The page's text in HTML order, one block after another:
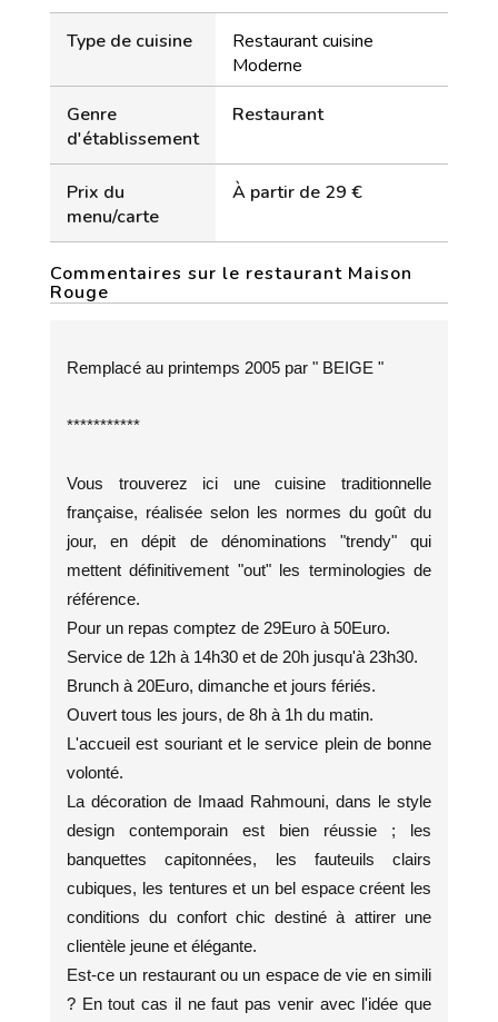
Type de cuisine
Restaurant cuisine
Moderne
Genre
d'établissement
Restaurant
Prix du
menu/carte
À partir de 29 €
Commentaires sur le restaurant Maison
Rouge
Remplacé au printemps 2005 par " BEIGE "
***********
Vous trouverez ici une cuisine traditionnelle
française, réalisée selon les normes du goût du
jour, en dépit de dénominations "trendy" qui
mettent définitivement "out" les terminologies de
référence.
Pour un repas comptez de 29Euro à 50Euro.
Service de 12h à 14h30 et de 20h jusqu'à 23h30.
Brunch à 20Euro, dimanche et jours fériés.
Ouvert tous les jours, de 8h à 1h du matin.
L'accueil est souriant et le service plein de bonne
volonté.
La décoration de Imaad Rahmouni, dans le style
design contemporain est bien réussie ; les
banquettes capitonnées, les fauteuils clairs
cubiques, les tentures et un bel espace créent les
conditions du confort chic destiné à attirer une
clientèle jeune et élégante.
Est-ce un restaurant ou un espace de vie en simili
? En tout cas il ne faut pas venir avec l'idée que